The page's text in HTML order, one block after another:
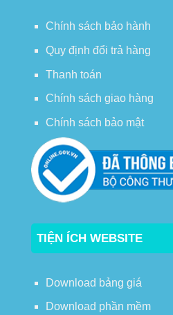
Chính sách bảo hành
Quy định đổi trả hàng
Thanh toán
Chính sách giao hàng
Chính sách bảo mật
TIỆN ÍCH WEBSITE
Download bảng giá
Download phần mềm